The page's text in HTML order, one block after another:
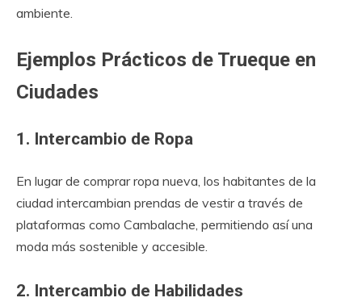
ambiente.
Ejemplos Prácticos de Trueque en
Ciudades
1. Intercambio de Ropa
En lugar de comprar ropa nueva, los habitantes de la
ciudad intercambian prendas de vestir a través de
plataformas como Cambalache, permitiendo así una
moda más sostenible y accesible.
2. Intercambio de Habilidades